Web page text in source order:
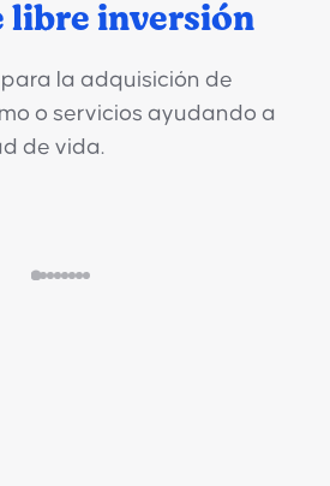
libre inversión
la adquisición de
o servicios ayudando a
de vida.